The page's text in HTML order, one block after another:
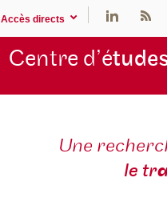
Accès directs
Centre d’é
Une
le tr